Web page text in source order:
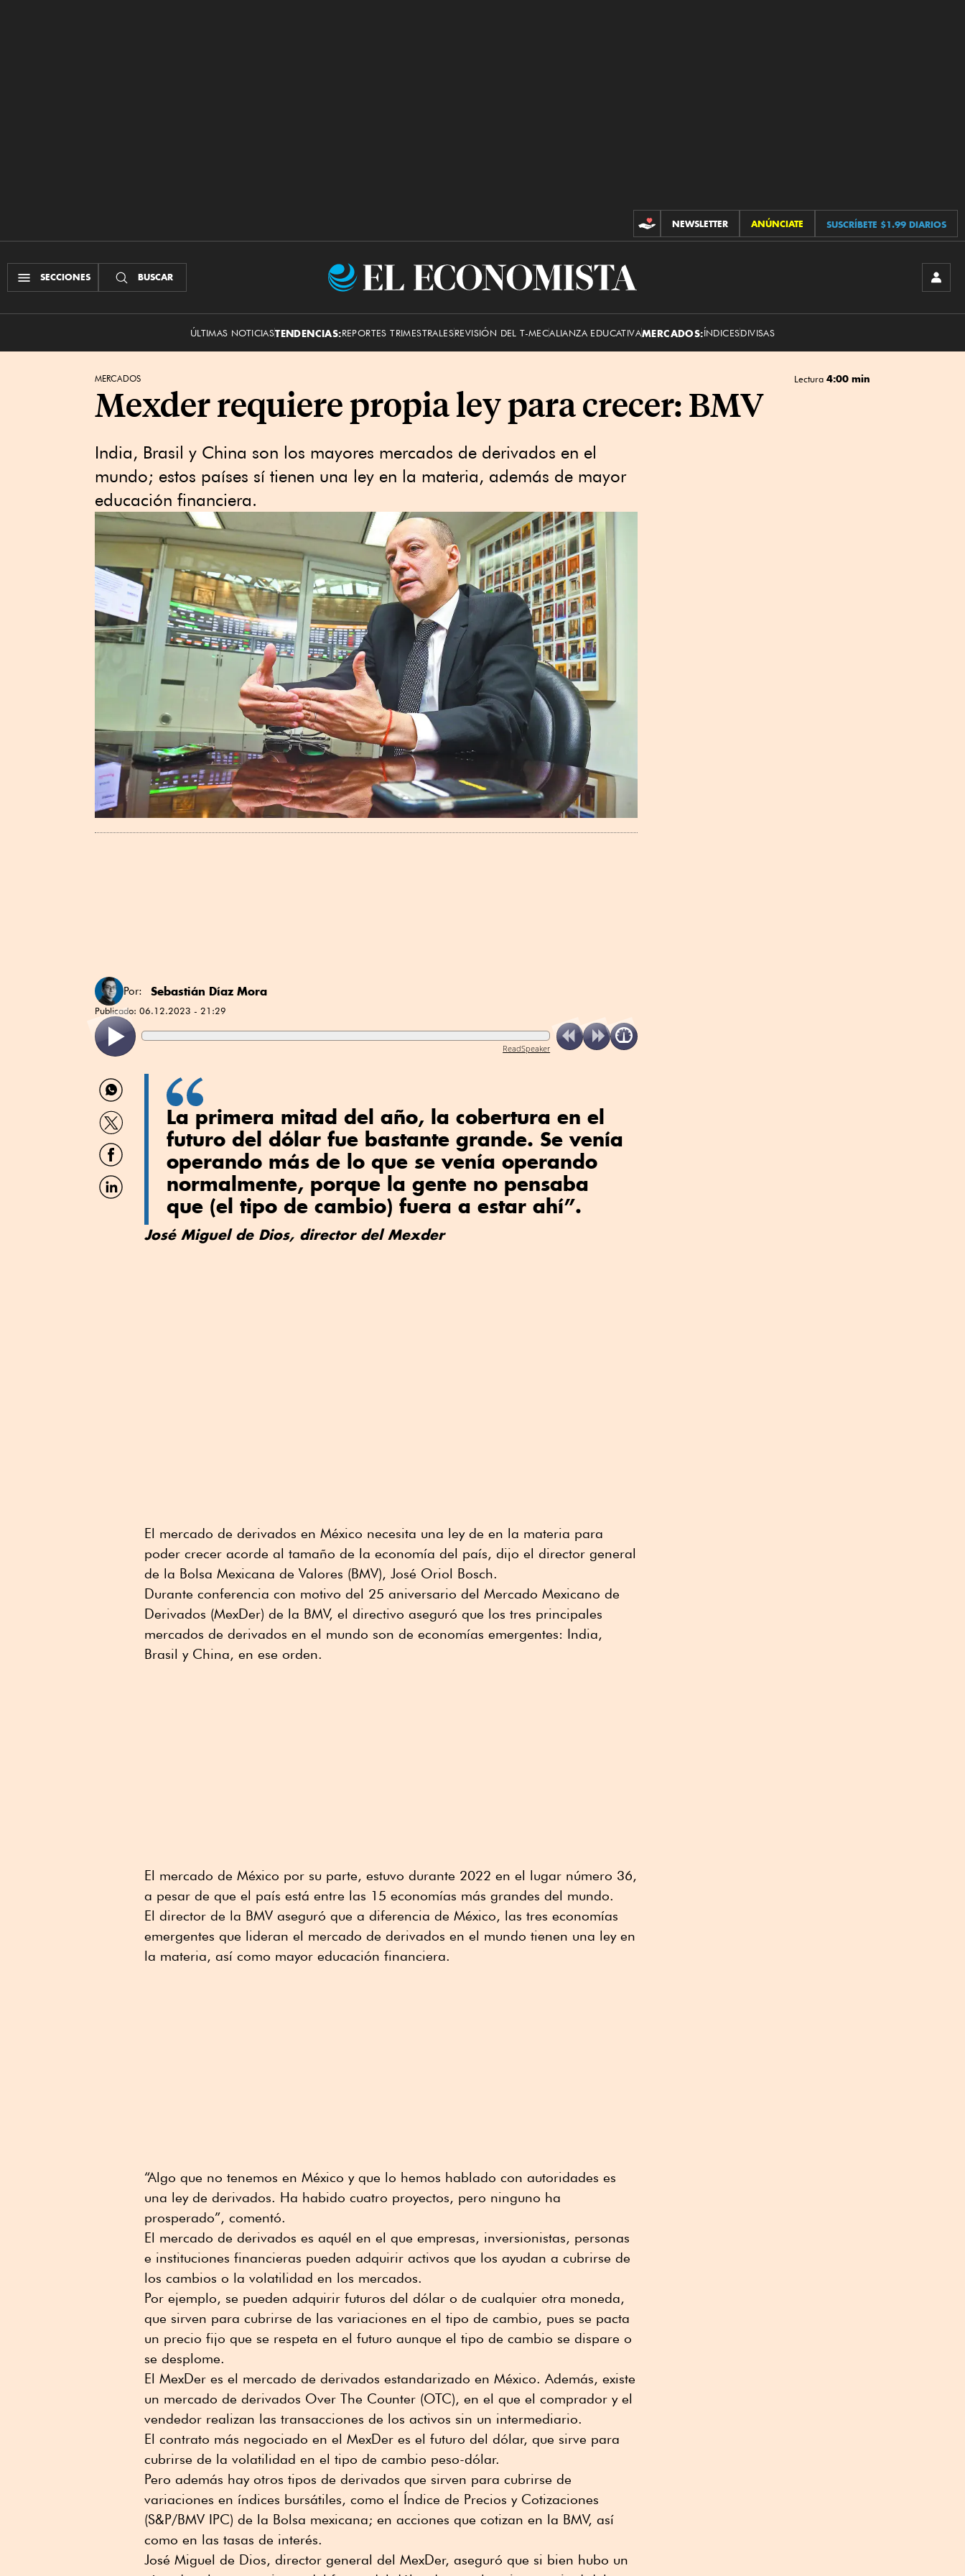
CONTRIBUCIONES
NEWSLETTER ANÚNCIATE SUSCRÍBETE $1.99 DIARIOS
SECCIONES BUSCAR
El
ÚLTIMAS NOTICIASTENDENCIAS:REPORTES TRIMESTRALESREVISIÓN DEL T-MECALIANZA EDUCATIVAMERCADOS:ÍNDICESDIVISAS
MERCADOS Lectura 4:00 min
Mexder requiere propia ley para crecer: BMV
India, Brasil y China son los mayores mercados de derivados en el
mundo; estos países sí tienen una ley en la materia, además de mayor
educación financiera.
Por: Sebastián Díaz Mora
Publicado: 06.12.2023 - 21:29
ReadSpeaker
Compartir
por
WhatsApp
Compartir
por
Twitter
Compartir
por
Facebook
Compartir
por
La primera mitad del año, la cobertura en el
futuro del dólar fue bastante grande. Se venía
operando más de lo que se venía operando
normalmente, porque la gente no pensaba
que (el tipo de cambio) fuera a estar ahí”.
José Miguel de Dios, director del Mexder
El mercado de derivados en México necesita una ley de en la materia para
poder crecer acorde al tamaño de la economía del país, dijo el director general
de la Bolsa Mexicana de Valores (BMV), José Oriol Bosch.
Durante conferencia con motivo del 25 aniversario del Mercado Mexicano de
Derivados (MexDer) de la BMV, el directivo aseguró que los tres principales
mercados de derivados en el mundo son de economías emergentes: India,
Brasil y China, en ese orden.
El mercado de México por su parte, estuvo durante 2022 en el lugar número 36,
a pesar de que el país está entre las 15 economías más grandes del mundo.
El director de la BMV aseguró que a diferencia de México, las tres economías
emergentes que lideran el mercado de derivados en el mundo tienen una ley en
la materia, así como mayor educación financiera.
“Algo que no tenemos en México y que lo hemos hablado con autoridades es
una ley de derivados. Ha habido cuatro proyectos, pero ninguno ha
prosperado”, comentó.
El mercado de derivados es aquél en el que empresas, inversionistas, personas
e instituciones financieras pueden adquirir activos que los ayudan a cubrirse de
los cambios o la volatilidad en los mercados.
Por ejemplo, se pueden adquirir futuros del dólar o de cualquier otra moneda,
que sirven para cubrirse de las variaciones en el tipo de cambio, pues se pacta
un precio fijo que se respeta en el futuro aunque el tipo de cambio se dispare o
se desplome.
El MexDer es el mercado de derivados estandarizado en México. Además, existe
un mercado de derivados Over The Counter (OTC), en el que el comprador y el
vendedor realizan las transacciones de los activos sin un intermediario.
El contrato más negociado en el MexDer es el futuro del dólar, que sirve para
cubrirse de la volatilidad en el tipo de cambio peso-dólar.
Pero además hay otros tipos de derivados que sirven para cubrirse de
variaciones en índices bursátiles, como el Índice de Precios y Cotizaciones
(S&P/BMV IPC) de la Bolsa mexicana; en acciones que cotizan en la BMV, así
como en las tasas de interés.
José Miguel de Dios, director general del MexDer, aseguró que si bien hubo un